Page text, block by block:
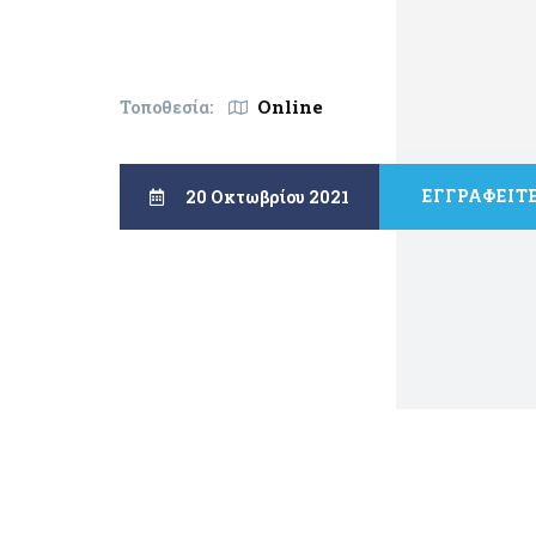
Τοποθεσία: Online
20 Οκτωβρίου 2021